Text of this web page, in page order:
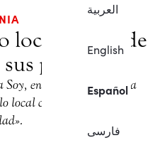
العربية
English
Español
فارسی
local bahá’í de
puertas
en Kenia, celebran la
como «un signo de